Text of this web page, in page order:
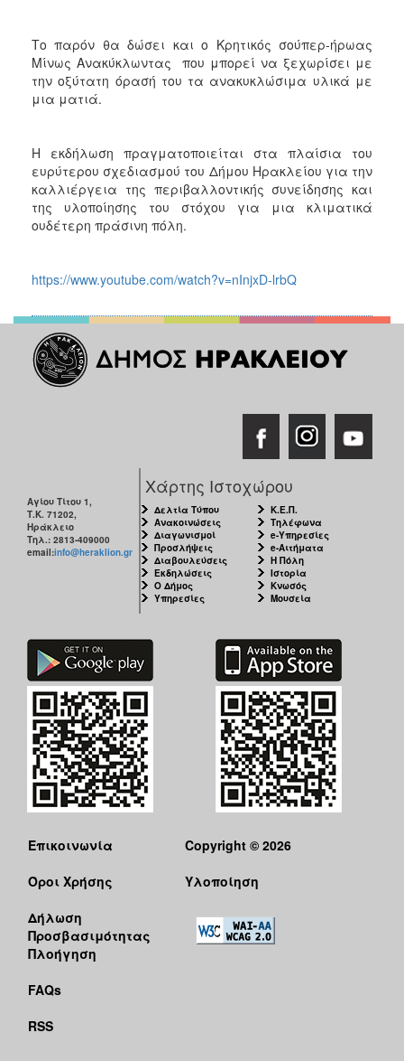
Το παρόν θα δώσει και ο Κρητικός σούπερ-ήρωας
Μίνως Ανακύκλωντας που μπορεί να ξεχωρίσει με
την οξύτατη όρασή του τα ανακυκλώσιμα υλικά με
μια ματιά.
Η εκδήλωση πραγματοποιείται στα πλαίσια του
ευρύτερου σχεδιασμού του Δήμου Ηρακλείου για την
καλλιέργεια της περιβαλλοντικής συνείδησης και
της υλοποίησης του στόχου για μια κλιματικά
ουδέτερη πράσινη πόλη.
https://www.youtube.com/watch?v=nInjxD-lrbQ
Αγίου Τίτου 1,
Τ.Κ. 71202,
Ηράκλειο
Τηλ.: 2813-409000
email:info@heraklion.gr
Χάρτης Ιστοχώρου
Δελτία Τύπου
Ανακοινώσεις
Διαγωνισμοί
Προσλήψεις
Διαβουλεύσεις
Εκδηλώσεις
Ο Δήμος
Υπηρεσίες
Κ.Ε.Π.
Τηλέφωνα
e-Υπηρεσίες
e-Αιτήματα
Η Πόλη
Ιστορία
Κνωσός
Μουσεία
Επικοινωνία
Όροι Χρήσης
Δήλωση
Προσβασιμότητας
Πλοήγηση
FAQs
RSS
Copyright © 2026
Υλοποίηση